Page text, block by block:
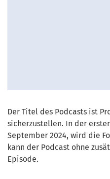
Der Titel des Podcasts ist
sicherzustellen. In der
September 2024, wird die
kann der Podcast ohne
Episode.